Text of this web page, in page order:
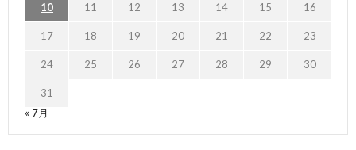
10 11 12 13 14 15 16
17 18 19 20 21 22 23
24 25 26 27 28 29 30
31
« 7月